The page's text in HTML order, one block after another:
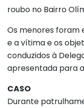
roubo no Bairro
Os menores foram
e a vítima e os
conduzidos à
apresentada para
CASO
Durante